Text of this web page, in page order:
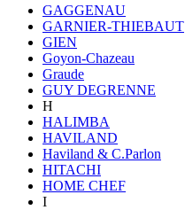
GAGGENAU
GARNIER-THIEBAUT
GIEN
Goyon-Chazeau
Graude
GUY DEGRENNE
H
HALIMBA
HAVILAND
Haviland & C.Parlon
HITACHI
HOME CHEF
I